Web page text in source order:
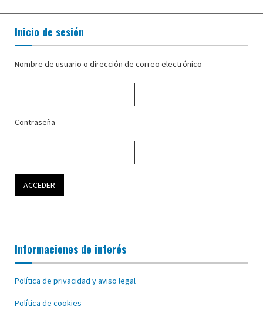
Inicio de sesión
Nombre de usuario o dirección de correo electrónico
Contraseña
Informaciones de interés
Política de privacidad y aviso legal
Política de cookies